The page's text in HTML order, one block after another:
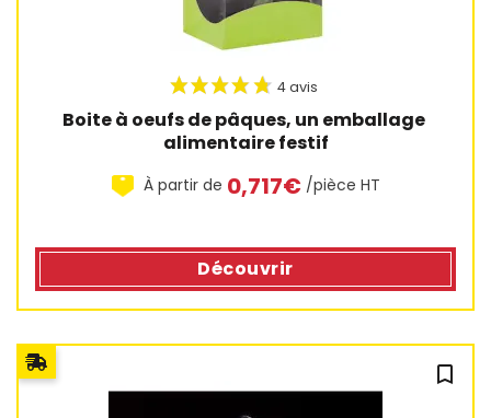
Boite à oeufs de pâques, un emballage
alimentaire festif
À partir de 0,717€ /pièce HT
Découvrir
bookmark_outline